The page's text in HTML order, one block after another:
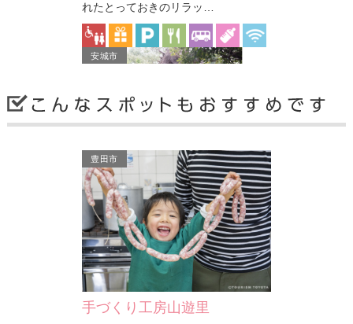
れたとっておきのリラッ…
安城市
丈山文庫
石川丈山は、漢詩・隷書・築庭・煎茶
道にすぐれた江戸時代初期の文人で
す。丈山が京都相国寺畔に…
安城市
豊田市
手づくり工房山遊里